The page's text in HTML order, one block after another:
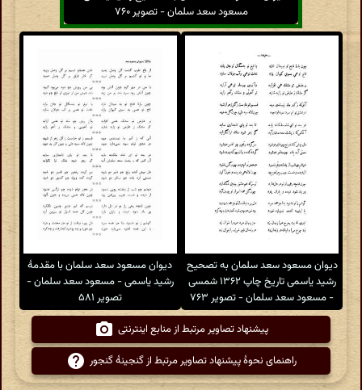
مسعود سعد سلمان - تصویر ۷۶۰
دیوان مسعود سعد سلمان به تصحیح
رشید یاسمی تاریخ چاپ ۱۳۶۲ شمسی
- مسعود سعد سلمان - تصویر ۷۶۳
دیوان مسعود سعد سلمان با مقدمهٔ
رشید یاسمی - مسعود سعد سلمان -
تصویر ۵۸۱
پیشنهاد تصاویر مرتبط از منابع اینترنتی
راهنمای نحوهٔ پیشنهاد تصاویر مرتبط از گنجینهٔ گنجور